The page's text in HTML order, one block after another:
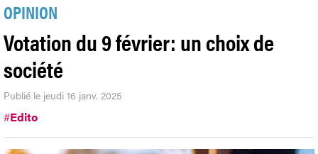
OPINION
Votation du 9 février: un choix de
société
Publié le jeudi 16 janv. 2025
#Edito